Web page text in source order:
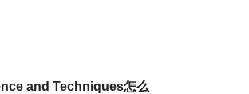
and Techniques怎么